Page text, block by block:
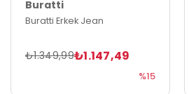
Buratti
Buratti Erkek Jean
₺1.147,49
₺1.349,99
%15